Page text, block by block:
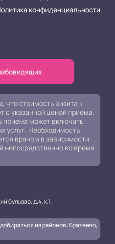
конфиденциальности
стоимость визита к
с указанной ценой приёма.
приема может включать
услуг. Необходимость
врачом в зависимости
непосредственно во время
бульвар, д.4. к.1 ,
из районов: Братеево,